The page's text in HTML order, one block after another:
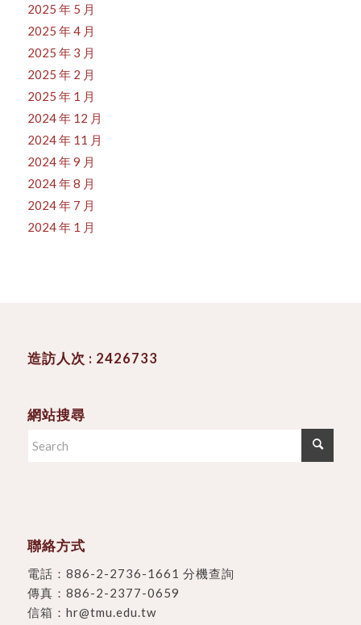
2025 年 5 月
2025 年 4 月
2025 年 3 月
2025 年 2 月
2025 年 1 月
2024 年 12 月
2024 年 11 月
2024 年 9 月
2024 年 8 月
2024 年 7 月
2024 年 1 月
造訪人次 : 2426733
網站搜尋
聯絡方式
電話： 886-2-2736-1661 分機查詢
傳真：886-2-2377-0659
信箱： hr@tmu.edu.tw